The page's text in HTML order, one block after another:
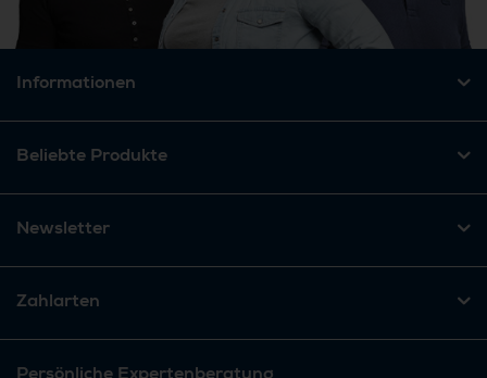
Informationen
Beliebte Produkte
Newsletter
Zahlarten
Persönliche Expertenberatung